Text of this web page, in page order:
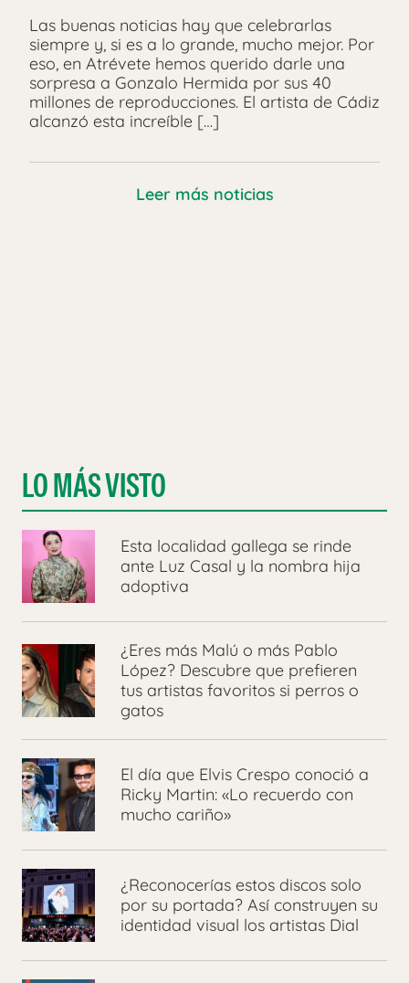
Las buenas noticias hay que celebrarlas
siempre y, si es a lo grande, mucho mejor. Por
eso, en Atrévete hemos querido darle una
sorpresa a Gonzalo Hermida por sus 40
millones de reproducciones. El artista de Cádiz
alcanzó esta increíble […]
Leer más noticias
LO MÁS VISTO
Esta localidad gallega se rinde
ante Luz Casal y la nombra hija
adoptiva
¿Eres más Malú o más Pablo
López? Descubre que prefieren
tus artistas favoritos si perros o
gatos
El día que Elvis Crespo conoció a
Ricky Martin: «Lo recuerdo con
mucho cariño»
¿Reconocerías estos discos solo
por su portada? Así construyen su
identidad visual los artistas Dial